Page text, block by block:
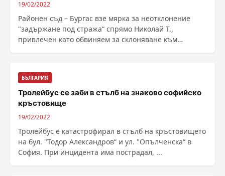
19/02/2022
Районен съд – Бургас взе мярка за неотклонение
"задържане под стража“ спрямо Николай Т.,
привлечен като обвиняем за склоняване към
БЪЛГАРИЯ
Тролейбус се заби в стълб на знаково софийско
кръстовище
19/02/2022
Тролейбус е катастрофирал в стълб на кръстовището
на бул. "Тодор Александров“ и ул. "Опълченска“ в
София. При инцидента има пострадал, ...